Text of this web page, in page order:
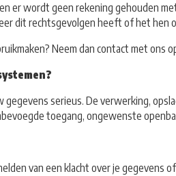
er wordt geen rekening gehouden
dit rechtsgevolgen heeft of het hen
Neem dan contact met ons
gegevens serieus. De verwerking,
toegang, ongewenste
van een klacht over je gegevens